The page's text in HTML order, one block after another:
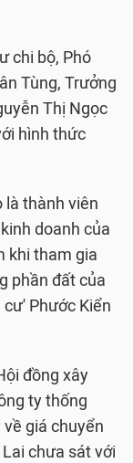
chi bộ, Phó
Tùng, Trưởng
Thị Ngọc
hình thức
là thành viên
doanh của
khi tham gia
phần đất của
Phước Kiển
đồng xây
ty thống
giá chuyển
chưa sát với